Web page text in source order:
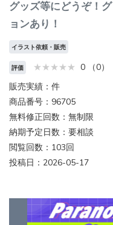
グッズ等にどうぞ！
ョンあり！
イラスト依頼・販売
評価
0 （0）
販売実績：件
商品番号：96705
無料修正回数：無制限
納期予定日数：要相談
閲覧回数：103回
投稿日：2026-05-17